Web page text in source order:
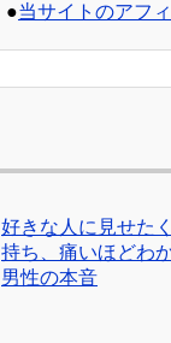
●当サイトのアフ
好きな人に見せた
持ち、痛いほどわ
男性の本音